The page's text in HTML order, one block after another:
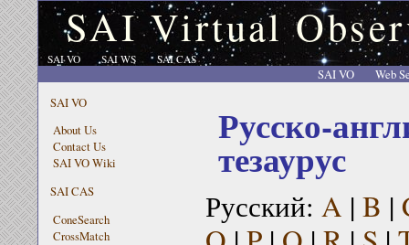
SAI Virtual
SAI VO SAI WS SAI CAS
SAI VO
Web
SAI VO
About Us
Contact Us
SAI VO Wiki
SAI CAS
ConeSearch
CrossMatch
Русско-
тезаурус
Русский: A | B |